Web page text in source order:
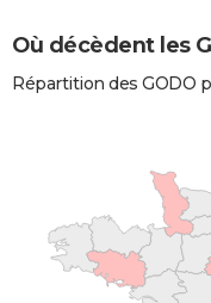
Où décèdent les
Répartition des GODO